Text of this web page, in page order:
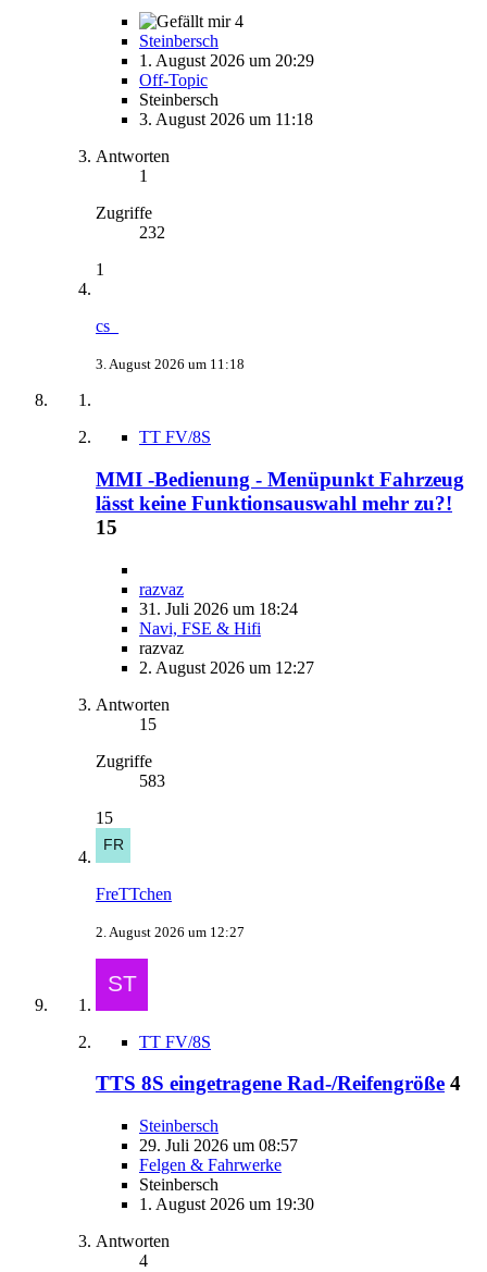
4
Steinbersch
1. August 2026 um 20:29
Off-Topic
Steinbersch
3. August 2026 um 11:18
Antworten
1
Zugriffe
232
1
cs_
3. August 2026 um 11:18
TT FV/8S
MMI -Bedienung - Menüpunkt Fahrzeug
lässt keine Funktionsauswahl mehr zu?!
15
razvaz
31. Juli 2026 um 18:24
Navi, FSE & Hifi
razvaz
2. August 2026 um 12:27
Antworten
15
Zugriffe
583
15
FreTTchen
2. August 2026 um 12:27
TT FV/8S
TTS 8S eingetragene Rad-/Reifengröße 4
Steinbersch
29. Juli 2026 um 08:57
Felgen & Fahrwerke
Steinbersch
1. August 2026 um 19:30
Antworten
4